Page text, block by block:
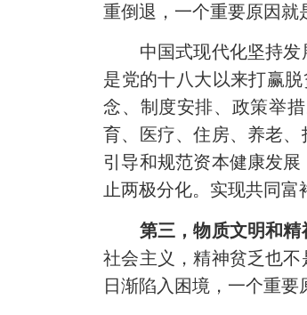
重倒退，一个重要原因就
中国式现代化坚持发展
是党的十八大以来打赢
念、制度安排、政策举
育、医疗、住房、养老
引导和规范资本健康发
止两极分化。实现共同
第三，物质文明和精
社会主义，精神贫乏也
日渐陷入困境，一个重要